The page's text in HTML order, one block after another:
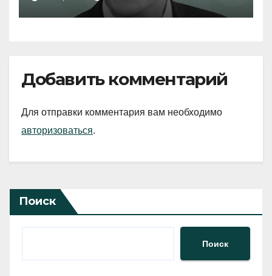
Добавить комментарий
Для отправки комментария вам необходимо
авторизоваться.
Поиск
Поиск